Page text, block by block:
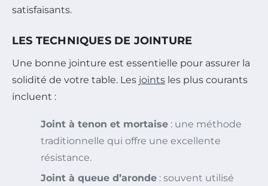
satisfaisants.
LES TECHNIQUES DE JOINTURE
Une bonne jointure est essentielle pour assurer la
solidité de votre table. Les joints les plus courants
incluent :
Joint à tenon et mortaise : une méthode
traditionnelle qui offre une excellente
résistance.
Joint à queue d’aronde : souvent utilisé